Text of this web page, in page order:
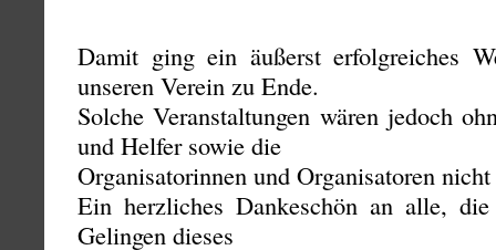
Damit ging ein äußerst erfolgreiches
unseren Verein zu Ende.
Solche Veranstaltungen wären jedoch
und Helfer sowie die
Organisatorinnen und Organisatoren
Ein herzliches Dankeschön an alle,
Gelingen dieses